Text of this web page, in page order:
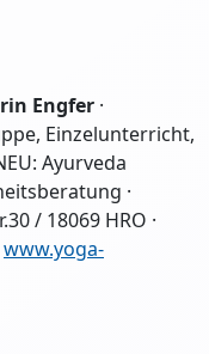
Engfer ·
Einzelunterricht,
Ayurveda
·
/ 18069 HRO ·
www.yoga-